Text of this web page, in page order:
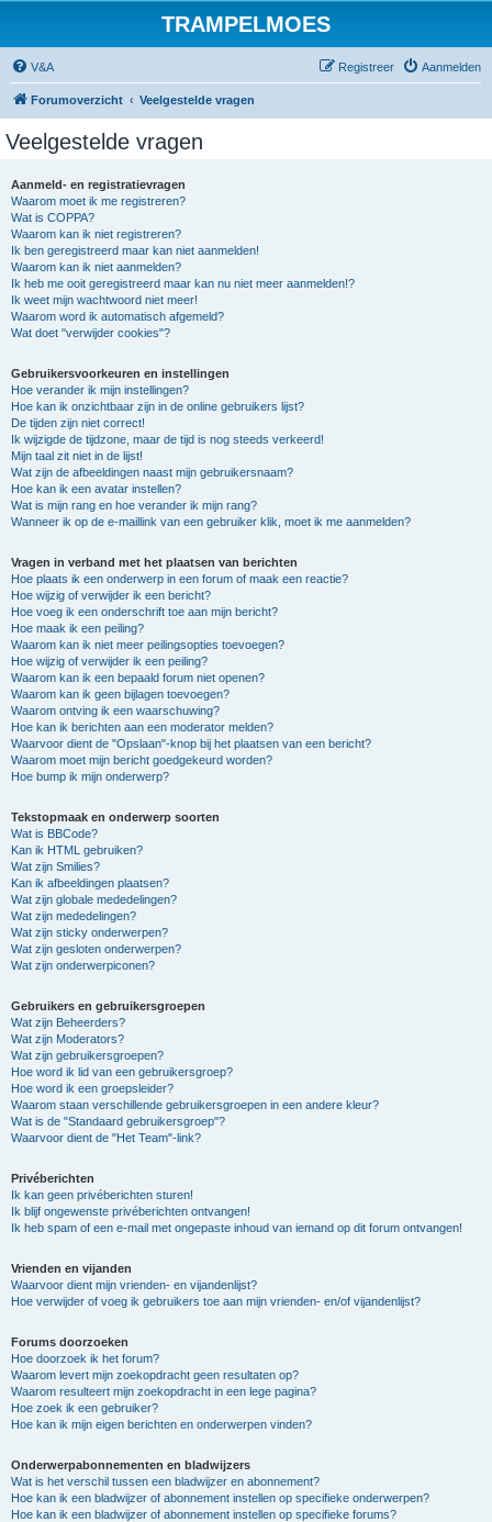
TRAMPELMOES
V&A Aanmelden
Registreer
Forumoverzicht Veelgestelde vragen
Veelgestelde vragen
Aanmeld- en registratievragen
Waarom moet ik me registreren?
Wat is COPPA?
Waarom kan ik niet registreren?
Ik ben geregistreerd maar kan niet aanmelden!
Waarom kan ik niet aanmelden?
Ik heb me ooit geregistreerd maar kan nu niet meer aanmelden!?
Ik weet mijn wachtwoord niet meer!
Waarom word ik automatisch afgemeld?
Wat doet "verwijder cookies"?
Gebruikersvoorkeuren en instellingen
Hoe verander ik mijn instellingen?
Hoe kan ik onzichtbaar zijn in de online gebruikers lijst?
De tijden zijn niet correct!
Ik wijzigde de tijdzone, maar de tijd is nog steeds verkeerd!
Mijn taal zit niet in de lijst!
Wat zijn de afbeeldingen naast mijn gebruikersnaam?
Hoe kan ik een avatar instellen?
Wat is mijn rang en hoe verander ik mijn rang?
Wanneer ik op de e-maillink van een gebruiker klik, moet ik me aanmelden?
Vragen in verband met het plaatsen van berichten
Hoe plaats ik een onderwerp in een forum of maak een reactie?
Hoe wijzig of verwijder ik een bericht?
Hoe voeg ik een onderschrift toe aan mijn bericht?
Hoe maak ik een peiling?
Waarom kan ik niet meer peilingsopties toevoegen?
Hoe wijzig of verwijder ik een peiling?
Waarom kan ik een bepaald forum niet openen?
Waarom kan ik geen bijlagen toevoegen?
Waarom ontving ik een waarschuwing?
Hoe kan ik berichten aan een moderator melden?
Waarvoor dient de "Opslaan"-knop bij het plaatsen van een bericht?
Waarom moet mijn bericht goedgekeurd worden?
Hoe bump ik mijn onderwerp?
Tekstopmaak en onderwerp soorten
Wat is BBCode?
Kan ik HTML gebruiken?
Wat zijn Smilies?
Kan ik afbeeldingen plaatsen?
Wat zijn globale mededelingen?
Wat zijn mededelingen?
Wat zijn sticky onderwerpen?
Wat zijn gesloten onderwerpen?
Wat zijn onderwerpiconen?
Gebruikers en gebruikersgroepen
Wat zijn Beheerders?
Wat zijn Moderators?
Wat zijn gebruikersgroepen?
Hoe word ik lid van een gebruikersgroep?
Hoe word ik een groepsleider?
Waarom staan verschillende gebruikersgroepen in een andere kleur?
Wat is de "Standaard gebruikersgroep"?
Waarvoor dient de "Het Team"-link?
Privéberichten
Ik kan geen privéberichten sturen!
Ik blijf ongewenste privéberichten ontvangen!
Ik heb spam of een e-mail met ongepaste inhoud van iemand op dit forum ontvangen!
Vrienden en vijanden
Waarvoor dient mijn vrienden- en vijandenlijst?
Hoe verwijder of voeg ik gebruikers toe aan mijn vrienden- en/of vijandenlijst?
Forums doorzoeken
Hoe doorzoek ik het forum?
Waarom levert mijn zoekopdracht geen resultaten op?
Waarom resulteert mijn zoekopdracht in een lege pagina?
Hoe zoek ik een gebruiker?
Hoe kan ik mijn eigen berichten en onderwerpen vinden?
Onderwerpabonnementen en bladwijzers
Wat is het verschil tussen een bladwijzer en abonnement?
Hoe kan ik een bladwijzer of abonnement instellen op specifieke onderwerpen?
Hoe kan ik een bladwijzer of abonnement instellen op specifieke forums?